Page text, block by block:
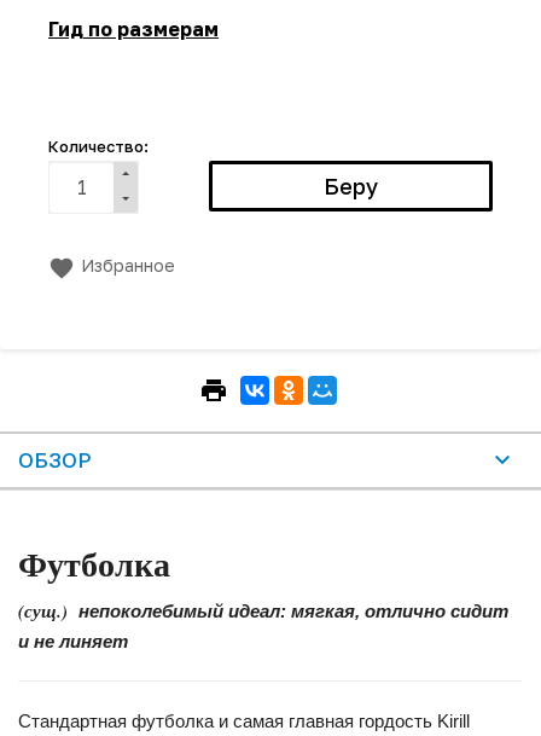
Гид по размерам
Количество:
Избранное
ОБЗОР
Футболка
(сущ.) непоколебимый идеал: мягкая, отлично сидит
и не линяет
Стандартная футболка и самая главная гордость Kirill